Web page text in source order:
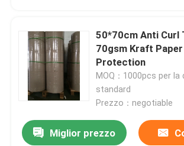
Carta nera del cartone
Nastro adesivo respirabile
Carta di rotolo d'imballaggio
50*70cm Anti Curl
70gsm Kraft
Protection
MOQ：1000pcs per la
standard
Prezzo：negotiable
Miglior prezzo